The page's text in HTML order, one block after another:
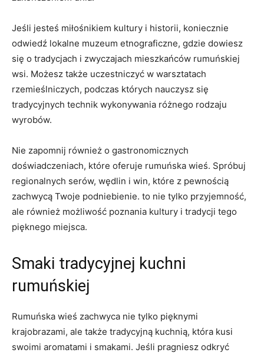
Jeśli jesteś miłośnikiem kultury i historii, koniecznie⁤
odwiedź lokalne muzeum etnograficzne, gdzie dowiesz
⁤się o tradycjach i zwyczajach mieszkańców rumuńskiej
wsi. Możesz​ także uczestniczyć w warsztatach‍
rzemieślniczych, podczas których ‌nauczysz się
tradycyjnych technik wykonywania różnego rodzaju⁤
wyrobów.
Nie zapomnij również o gastronomicznych
doświadczeniach, które oferuje rumuńska wieś.⁤ Spróbuj
regionalnych serów, wędlin i‍ win,⁣ które ‌z pewnością
zachwycą Twoje podniebienie. to nie⁤ tylko przyjemność,
ale również możliwość poznania‍ kultury i tradycji tego
pięknego miejsca.
Smaki tradycyjnej ‌kuchni
rumuńskiej
Rumuńska wieś zachwyca nie tylko pięknymi
krajobrazami, ale ⁢także tradycyjną kuchnią, która ‌kusi
swoimi aromatami i smakami. Jeśli pragniesz odkryć